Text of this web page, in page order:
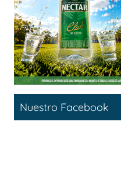
Nuestro Facebook